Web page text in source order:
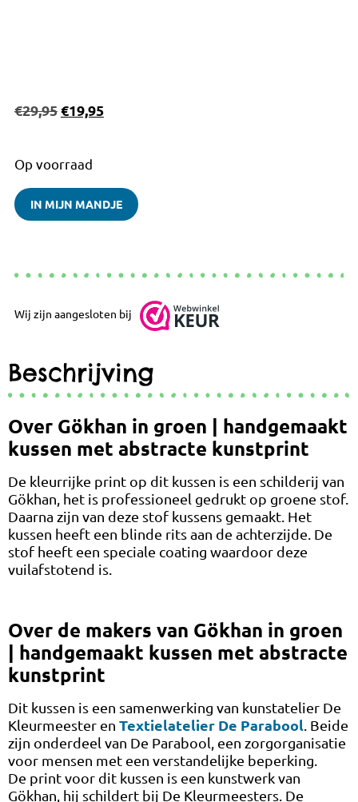
€29,95€19,95
Op voorraad
IN MIJN MANDJE
Wij zijn aangesloten bij
Beschrijving
Over Gökhan in groen | handgemaakt
kussen met abstracte kunstprint
De kleurrijke print op dit kussen is een schilderij van
Gökhan, het is professioneel gedrukt op groene stof.
Daarna zijn van deze stof kussens gemaakt. Het
kussen heeft een blinde rits aan de achterzijde. De
stof heeft een speciale coating waardoor deze
vuilafstotend is.
Over de makers van Gökhan in groen
| handgemaakt kussen met abstracte
kunstprint
Dit kussen is een samenwerking van kunstatelier De
Kleurmeester en Textielatelier De Parabool . Beide
zijn onderdeel van De Parabool, een zorgorganisatie
voor mensen met een verstandelijke beperking.
De print voor dit kussen is een kunstwerk van
Gökhan, hij schildert bij De Kleurmeesters. De